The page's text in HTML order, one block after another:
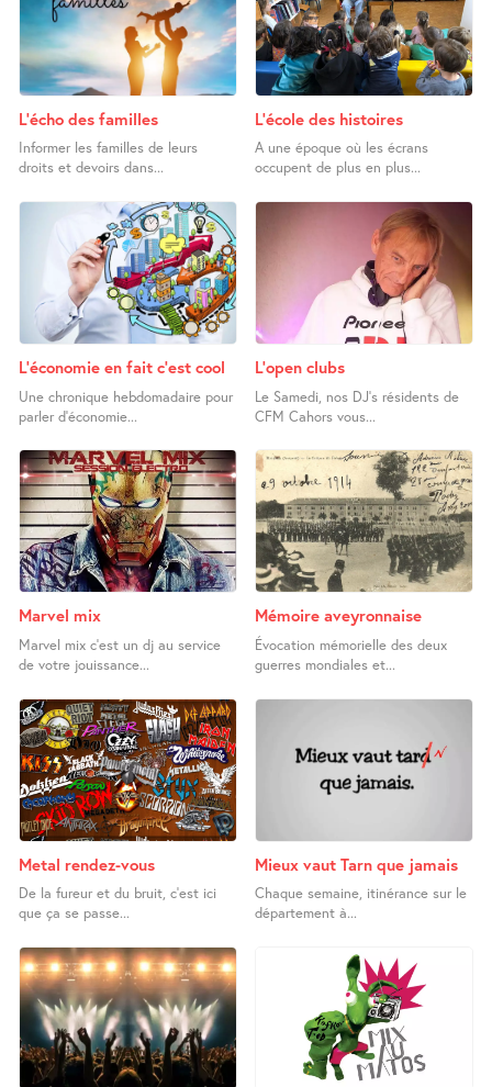
L’écho des familles
Informer les familles de leurs
droits et devoirs dans...
L’école des histoires
A une époque où les écrans
occupent de plus en plus...
L’économie en fait c’est cool
Une chronique hebdomadaire pour
parler d’économie...
L’open clubs
Le Samedi, nos DJ’s résidents de
CFM Cahors vous...
Marvel mix
Marvel mix c’est un dj au service
de votre jouissance...
Mémoire aveyronnaise
Évocation mémorielle des deux
guerres mondiales et...
Metal rendez-vous
De la fureur et du bruit, c’est ici
que ça se passe...
Mieux vaut Tarn que jamais
Chaque semaine, itinérance sur le
département à...